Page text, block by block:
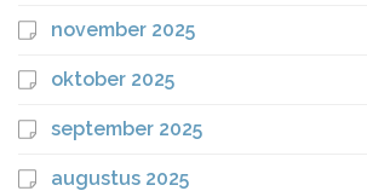
november 2025
oktober 2025
september 2025
augustus 2025